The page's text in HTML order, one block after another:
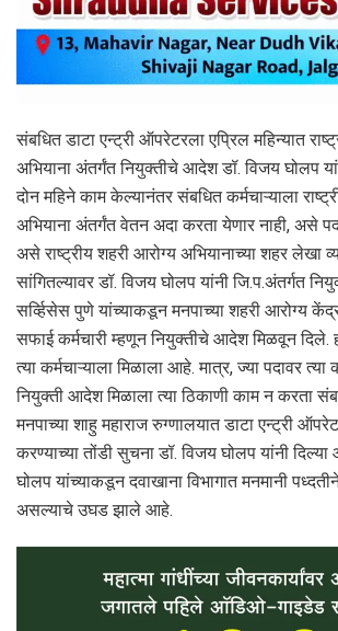
संबधित डाटा एन्ट्री ऑपरेटरला एप्रिल महिन्यात
अभियाना अंतर्गंत नियुक्तीचे आदेश डॉ. विजय घोलप
दोन महिने काम केल्यानंतर संबधित कर्मचाऱ्याला
अभियाना अंतर्गंत वेतन अदा करता येणार नाही, असे
असे राष्ट्रीय शहरी आरोग्य अभियानाच्या शहर लेखा
सांगितल्यावर डॉ. विजय घोलप यांनी जि.प.अंतर्गत
सर्व्हिसेस पुणे यांच्याकडून मनपाच्या शहरी आरोग्य
सफाई कर्मचारी म्हणून नियुक्तीचे आदेश मिळवून
त्या कर्मचाऱ्याला मिळाला आहे. मात्र, ज्या पदावर त्या
नियुक्ती आदेश मिळाला त्या ठिकाणी काम न करता
मनपाच्या शाहु महाराज रुग्णालयात डाटा एन्ट्री
करण्याच्या तोंडी सुचना डॉ. विजय घोलप यांनी
घोलप यांच्याकडून दवाखाना विभागात मनमानी
असल्याचे उघड झाले आहे.